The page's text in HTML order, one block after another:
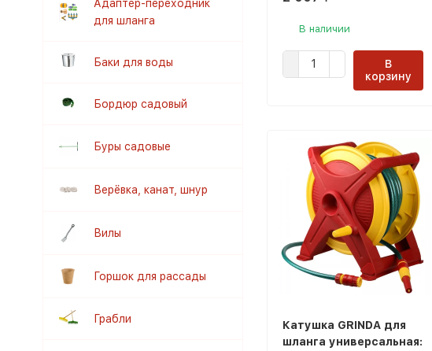
В наличии
В
корзину
Катушка GRINDA для
шланга универсальная:
Адаптер-переходник
для шланга
Баки для воды
Бордюр садовый
Буры садовые
Верёвка, канат, шнур
Вилы
Горшок для рассады
Грабли